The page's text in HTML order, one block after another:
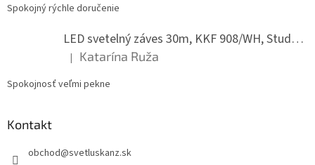
Spokojný rýchle doručenie
LED svetelný záves 30m, KKF 908/WH, Studená biela
Hodnotenie produktu je 5 z 5 hviezdičiek.
| Katarína Ruža
Spokojnosť veľmi pekne
Kontakt
obchod@svetluskanz.sk